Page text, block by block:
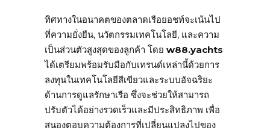
ทิศทางในอนาคตของตลาดเรือยอชท์จะเน้นไป
ที่ความยั่งยืน, นวัตกรรมเทคโนโลยี, และความ
เป็นส่วนตัวสูงสุดของลูกค้า โดย w88.yachts
ได้เตรียมพร้อมรับมือกับเทรนด์เหล่านี้ด้วยการ
ลงทุนในเทคโนโลยีสีเขียวและระบบอัจฉริยะ
ด้านการดูแลรักษาเรือ ซึ่งจะช่วยให้สามารถ
ปรับตัวได้อย่างรวดเร็วและมีประสิทธิภาพ เพื่อ
สนองตอบความต้องการที่เปลี่ยนแปลงไปของ